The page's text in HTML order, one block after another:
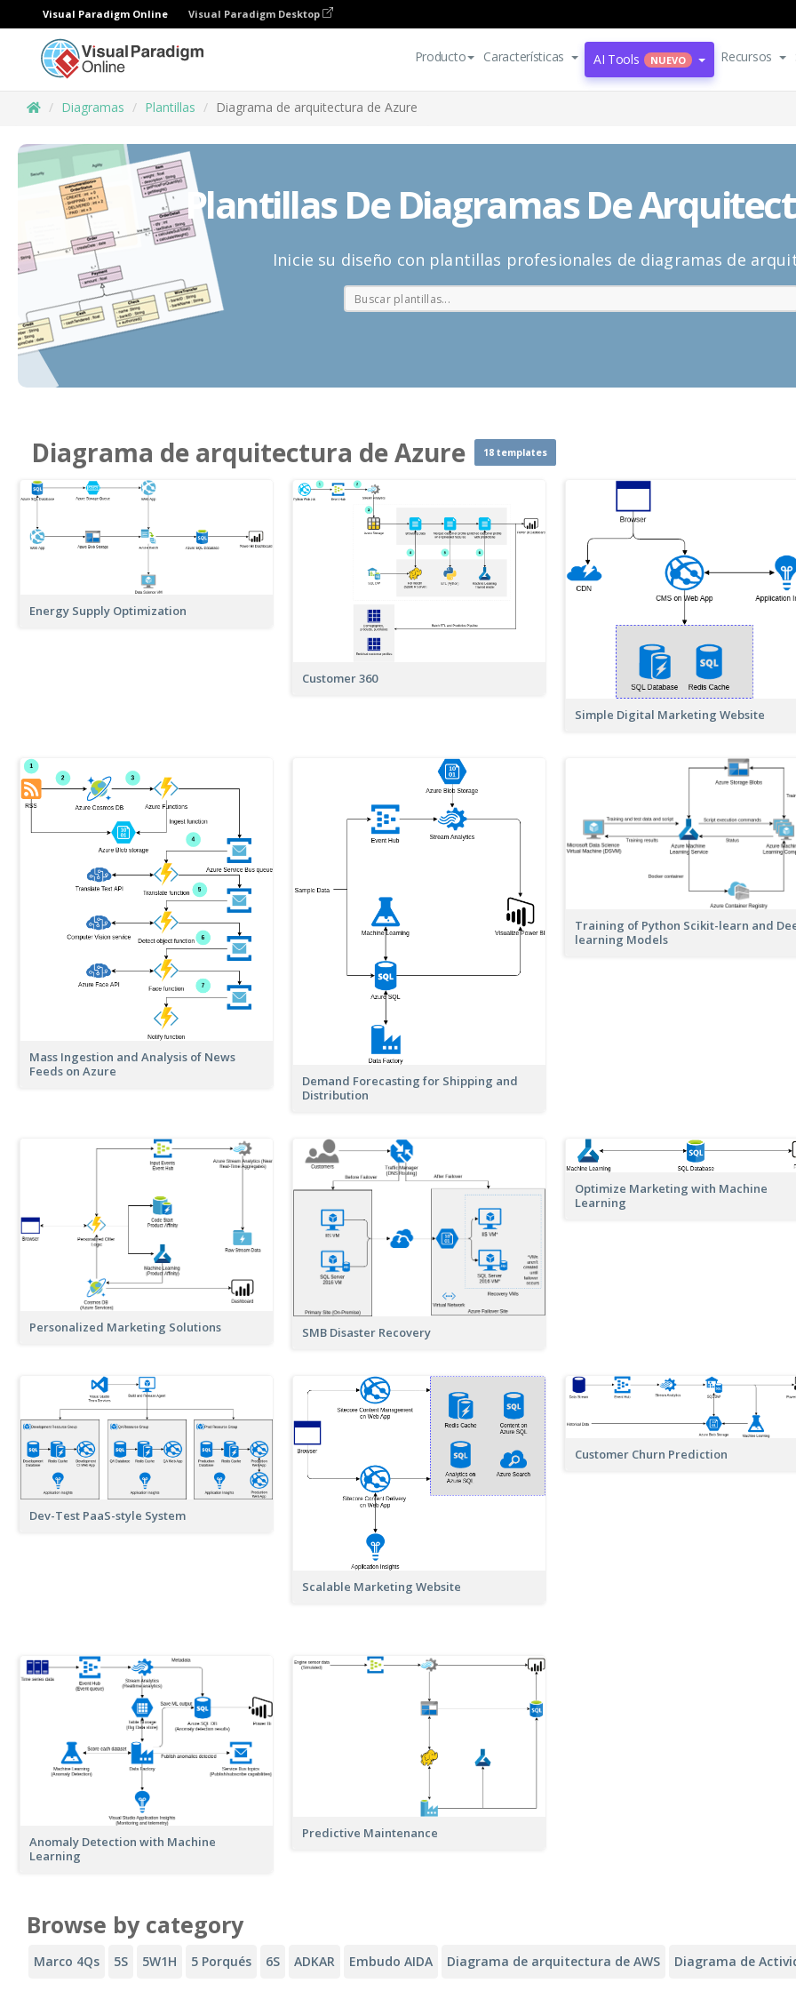
Visual Paradigm Online Visual Paradigm Desktop
Producto Características AI Tools NUEVO Recursos
Diagramas Plantillas Diagrama de arquitectura de Azure
Plantillas De Diagramas De
Inicie su diseño con plantillas profesionales de diagramas de
Diagrama de arquitectura de Azure 18 templates
Energy Supply Optimization
Customer 360
Simple Digital Marketing Website
Mass Ingestion and Analysis of News
Feeds on Azure
Demand Forecasting for Shipping and
Distribution
Training of Python Scikit-learn and
learning Models
Personalized Marketing Solutions SMB Disaster Recovery
Optimize Marketing with Machine
Learning
Dev-Test PaaS-style System
Scalable Marketing Website
Customer Churn Prediction
Anomaly Detection with Machine
Learning
Predictive Maintenance
Browse by category
Marco 4Qs 5S 5W1H 5 Porqués 6S ADKAR Embudo AIDA Diagrama de arquitectura de AWS Diagrama de